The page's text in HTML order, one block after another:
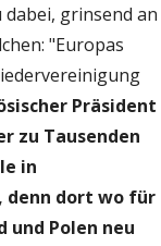
grinsend an
"Europas
Präsident
zu Tausenden
in
denn dort wo für
und Polen neu